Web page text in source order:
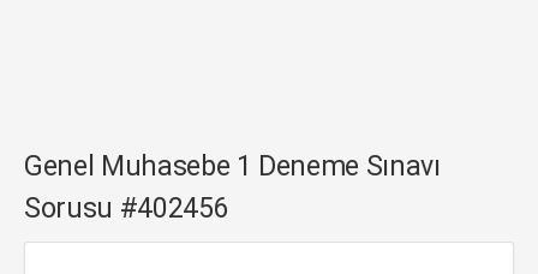
Genel Muhasebe 1 Deneme Sınavı
Sorusu #402456